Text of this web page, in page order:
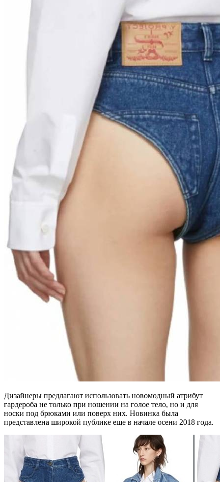
Дизайнеры предлагают использовать новомодный атрибут
гардероба не только при ношении на голое тело, но и для
носки под брюками или поверх них. Новинка была
представлена широкой публике еще в начале осени 2018 года.